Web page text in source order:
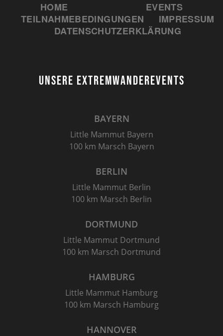
HOME
EVENTS
TEILNAHMEBEDINGUNGEN
IMPRESSUM
DATENSCHUTZERKLÄRUNG
UNSERE EXTREMWANDEREVENTS
BAYERN
Little Mammut Bayern
100 km Marsch Bayern
BERLIN
Little Mammut Berlin
100 km Marsch Berlin
DORTMUND
Little Mammut Dortmund
100 km Marsch Dortmund
HAMBURG
Little Mammut Hamburg
100 km Marsch Hamburg
HANNOVER